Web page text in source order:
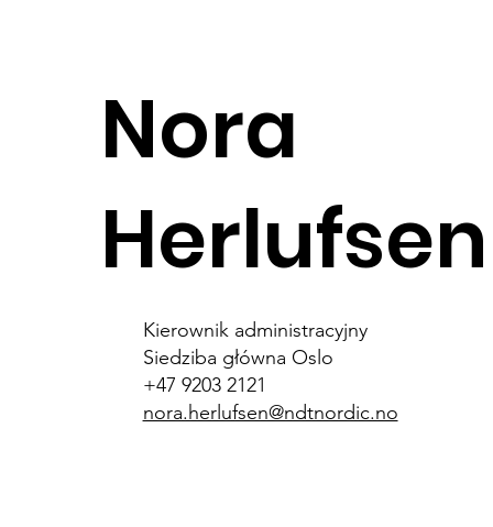
Nora
Herlufsen
Kierownik administracyjny
Siedziba główna Oslo
+47 9203 2121
nora.herlufsen@ndtnordic.no